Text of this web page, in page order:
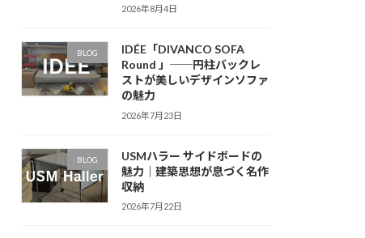
2026年8月4日
BLOG
IDÉE「DIVANCO SOFA
Round 」──円柱バックレ
ストが美しいデザインソファ
の魅力
2026年7月23日
BLOG
USMハラー サイドボードの
魅力｜建築思想が息づく名作
収納
2026年7月22日